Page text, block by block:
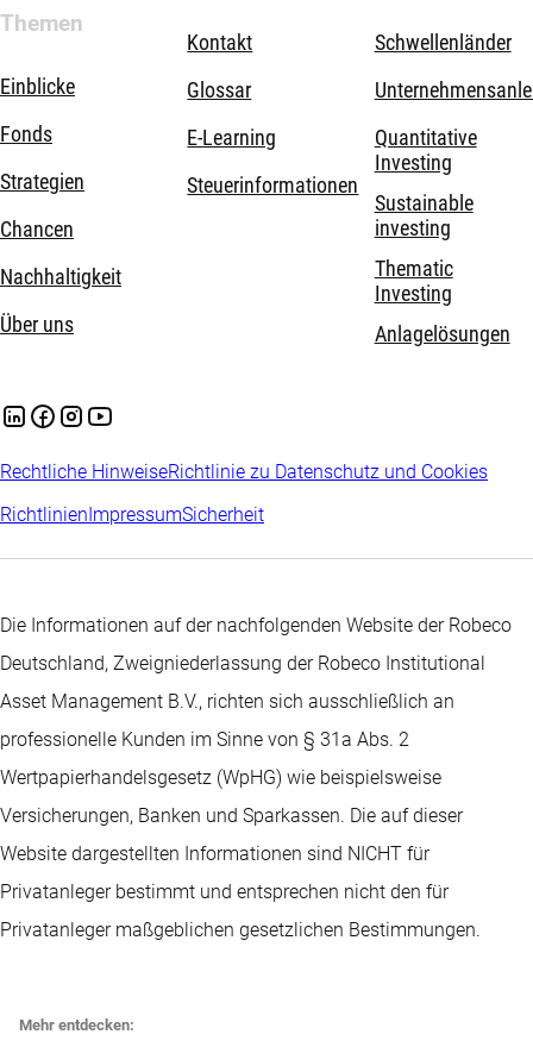
Themen
Einblicke
Fonds
Strategien
Chancen
Nachhaltigkeit
Über uns
Kontakt
Glossar
E-Learning
Steuerinformationen
Schwellenländer
Quantitative
Investing
Sustainable
investing
Thematic
Investing
Anlagelösungen
Rechtliche HinweiseRichtlinie zu Datenschutz und Cookies
RichtlinienImpressumSicherheit
Die Informationen auf der nachfolgenden Website der Robeco
Deutschland, Zweigniederlassung der Robeco Institutional
Asset Management B.V., richten sich ausschließlich an
professionelle Kunden im Sinne von § 31a Abs. 2
Wertpapierhandelsgesetz (WpHG) wie beispielsweise
Versicherungen, Banken und Sparkassen. Die auf dieser
Website dargestellten Informationen sind NICHT für
Privatanleger bestimmt und entsprechen nicht den für
Privatanleger maßgeblichen gesetzlichen Bestimmungen.
Mehr entdecken: